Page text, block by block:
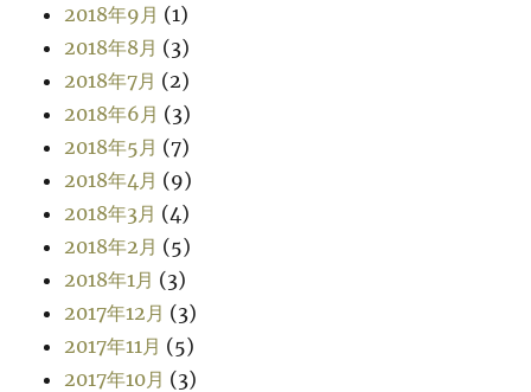
2018年9月 (1)
2018年8月 (3)
2018年7月 (2)
2018年6月 (3)
2018年5月 (7)
2018年4月 (9)
2018年3月 (4)
2018年2月 (5)
2018年1月 (3)
2017年12月 (3)
2017年11月 (5)
2017年10月 (3)